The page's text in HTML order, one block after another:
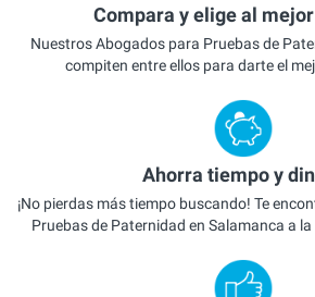
Compara y elige al
Nuestros Abogados para Pruebas de
compiten entre ellos para darte el
Ahorra tiempo y
¡No pierdas más tiempo buscando! Te
Pruebas de Paternidad en Salamanca a